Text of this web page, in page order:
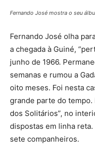
Fernando José mostra o seu
Fernando José olha
a chegada à Guiné,
junho de 1966.
semanas e rumou a
oito meses. Foi nesta
grande parte do tempo.
dos Solitários”, no
dispostas em linha
sete companheiros.